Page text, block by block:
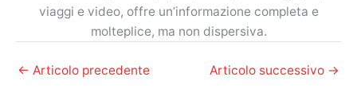
viaggi e video, offre un’informazione completa e
molteplice, ma non dispersiva.
← Articolo precedente Articolo successivo →